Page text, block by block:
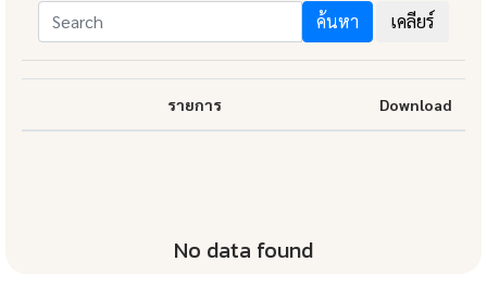
ค้นหา เคลียร์
รายการ Download
No data found